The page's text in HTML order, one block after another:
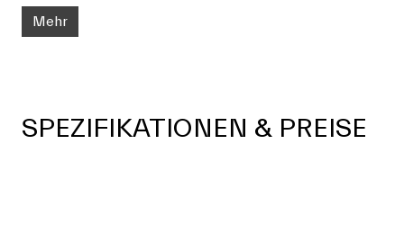
wünscht. Das System spielt seine Vorteile sogar
insbesondere bei langhubigen Bikes aus. Durch
anspricht und dann gleichmässig Federweg frei
Mehr
SPEZIFIKATIONEN & PREISE